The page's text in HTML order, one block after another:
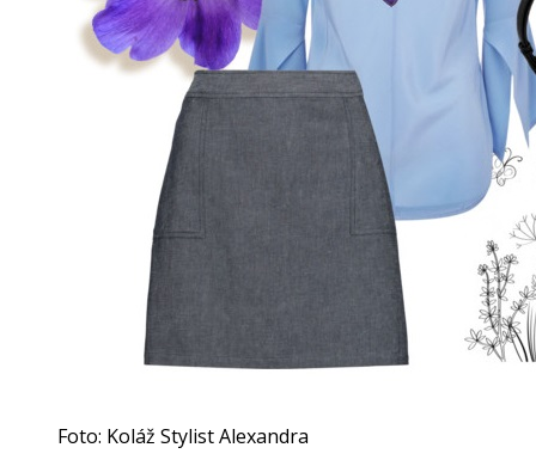
Foto: Koláž Stylist Alexandra